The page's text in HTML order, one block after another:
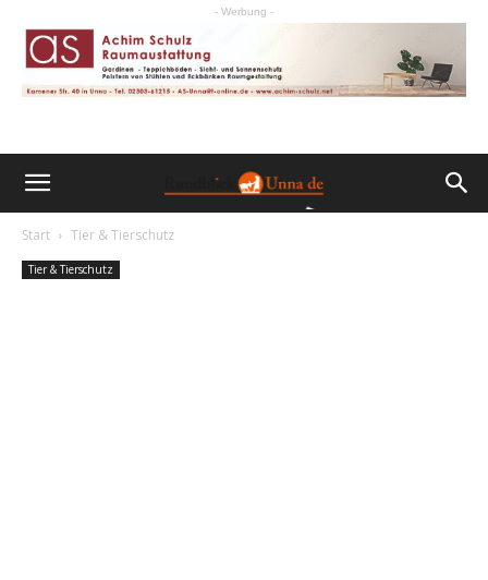
- Werbung -
Start Tier & Tierschutz
Tier & Tierschutz